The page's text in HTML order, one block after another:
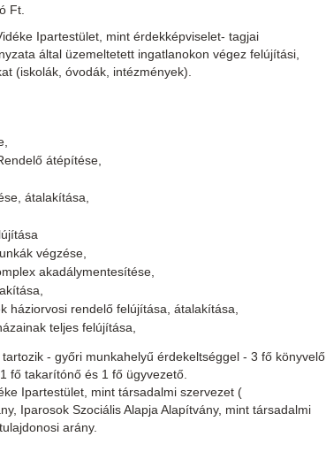
Ft.
Ipartestület, mint érdekképviselet- tagjai
által üzemeltetett ingatlanokon végez felújítási,
(iskolák, óvodák, intézmények).
átépítése,
átalakítása,
végzése,
akadálymentesítése,
háziorvosi rendelő felújítása, átalakítása,
teljes felújítása,
- győri munkahelyű érdekeltséggel - 3 fő könyvelő,
fő takarítónő és 1 fő ügyvezető.
Ipartestület, mint társadalmi szervezet (
Iparosok Szociális Alapja Alapítvány, mint társadalmi
arány.